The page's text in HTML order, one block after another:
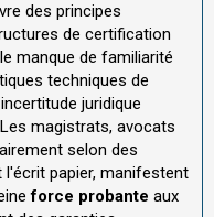
des principes
de certification
manque de familiarité
techniques de
juridique
magistrats, avocats
selon des
l'écrit papier, manifestent
force probante aux